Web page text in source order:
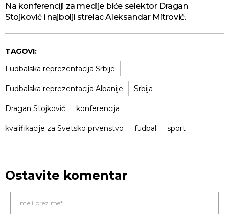
Na konferenciji za medije biće selektor Dragan
Stojković i najbolji strelac Aleksandar Mitrović.
TAGOVI:
Fudbalska reprezentacija Srbije
Fudbalska reprezentacija Albanije Srbija
Dragan Stojković konferencija
kvalifikacije za Svetsko prvenstvo fudbal sport
Ostavite komentar